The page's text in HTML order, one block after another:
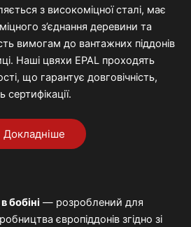
з високоміцноїсталі, має
міцного з’єднання деревини та
вимогам до вантажних піддонів
Наші цвяхи EPAL проходять
що гарантує довговічність,
сертифікації.
Докладніше
вбобіні — розроблений для
європіддонів згідно зі